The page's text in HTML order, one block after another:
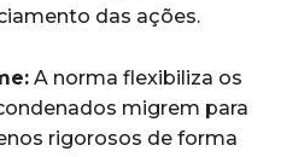
das ações.
A norma flexibiliza os
migrem para
rigorosos de forma